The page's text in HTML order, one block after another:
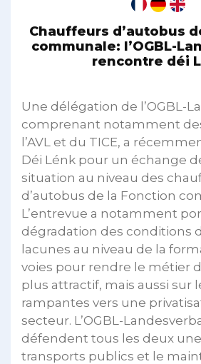
Chauffeurs d’autobus
communale: l’OGBL-
rencontre déi
Une délégation de l’OGBL-
comprenant notamment
l’AVL et du TICE, a
Déi Lénk pour un échange
situation au niveau des
d’autobus de la Fonction
L’entrevue a notamment
dégradation des conditions
lacunes au niveau de la
voies pour rendre le métier
plus attractif, mais aussi sur
rampantes vers une
secteur. L’OGBL-
défendent tous les deux
transports publics et le